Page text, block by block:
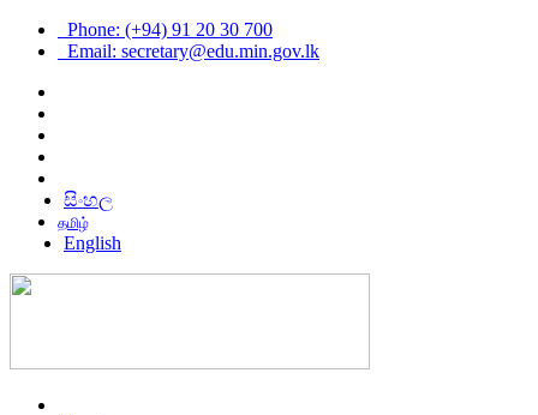
Phone: (+94) 91 20 30 700
Email: secretary@edu.min.gov.lk
සිංහල
தமிழ்
English